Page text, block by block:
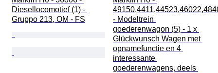
Diesellocomotief (1) -
Gruppo 213, OM - FS
- Modeltrein
goederenwagon (5) - 1 x
Glückwunsch Wagen met
opnamefunctie en 4
interessante
goederenwagens, deels